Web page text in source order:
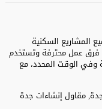
المشاريع السكنية
فرق عمل محترفة وتستخدم
وفي الوقت المحدد، مع
مقاول إنشاءات جدة